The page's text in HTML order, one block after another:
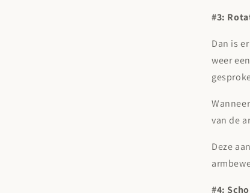
#3:
Dan is
weer
van de
Deze
#4: